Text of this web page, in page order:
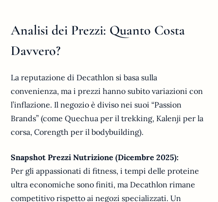
Analisi dei Prezzi: Quanto Costa
Davvero?
La reputazione di Decathlon si basa sulla
convenienza, ma i prezzi hanno subito variazioni con
l’inflazione. Il negozio è diviso nei suoi “Passion
Brands” (come Quechua per il trekking, Kalenji per la
corsa, Corength per il bodybuilding).
Snapshot Prezzi Nutrizione (Dicembre 2025):
Per gli appassionati di fitness, i tempi delle proteine
ultra economiche sono finiti, ma Decathlon rimane
competitivo rispetto ai negozi specializzati. Un